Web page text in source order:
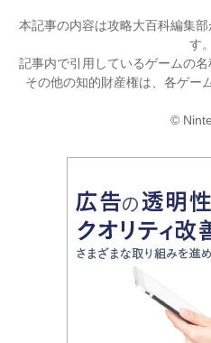
本記事の内容は攻略大百科編集
す。
記事内で引用しているゲームの
その他の知的財産権は、各ゲー
©